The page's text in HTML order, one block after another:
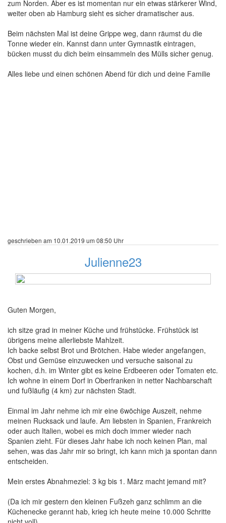
zum Norden. Aber es ist momentan nur ein etwas stärkerer Wind,
weiter oben ab Hamburg sieht es sicher dramatischer aus.
Beim nächsten Mal ist deine Grippe weg, dann räumst du die
Tonne wieder ein. Kannst dann unter Gymnastik eintragen,
bücken musst du dich beim einsammeln des Mülls sicher genug.
Alles liebe und einen schönen Abend für dich und deine Familie
geschrieben am 10.01.2019 um 08:50 Uhr
Julienne23
Guten Morgen,
ich sitze grad in meiner Küche und frühstücke. Frühstück ist
übrigens meine allerliebste Mahlzeit.
Ich backe selbst Brot und Brötchen. Habe wieder angefangen,
Obst und Gemüse einzuwecken und versuche saisonal zu
kochen, d.h. im Winter gibt es keine Erdbeeren oder Tomaten etc.
Ich wohne in einem Dorf in Oberfranken in netter Nachbarschaft
und fußläufig (4 km) zur nächsten Stadt.
Einmal im Jahr nehme ich mir eine 6wöchige Auszeit, nehme
meinen Rucksack und laufe. Am liebsten in Spanien, Frankreich
oder auch Italien, wobei es mich doch immer wieder nach
Spanien zieht. Für dieses Jahr habe ich noch keinen Plan, mal
sehen, was das Jahr mir so bringt, ich kann mich ja spontan dann
entscheiden.
Mein erstes Abnahmeziel: 3 kg bis 1. März macht jemand mit?
(Da ich mir gestern den kleinen Fußzeh ganz schlimm an die
Küchenecke gerannt hab, krieg ich heute meine 10.000 Schritte